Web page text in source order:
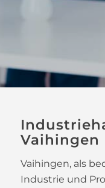
Vaihingen
Vaihingen, als
Industrie und